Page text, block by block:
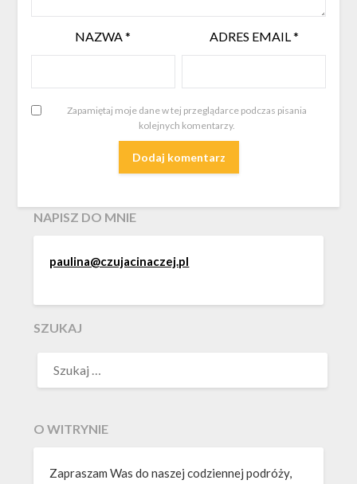
NAZWA* ADRES EMAIL*
Zapamiętaj moje dane w tej przeglądarce podczas pisania
kolejnych komentarzy.
NAPISZ DO MNIE
paulina@czujacinaczej.pl
SZUKAJ
O WITRYNIE
Zapraszam Was do naszej codziennej podróży,